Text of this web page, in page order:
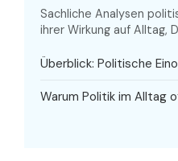
Sachliche Analysen
ihrer Wirkung auf Alltag,
Überblick: Politische
Warum Politik im Alltag